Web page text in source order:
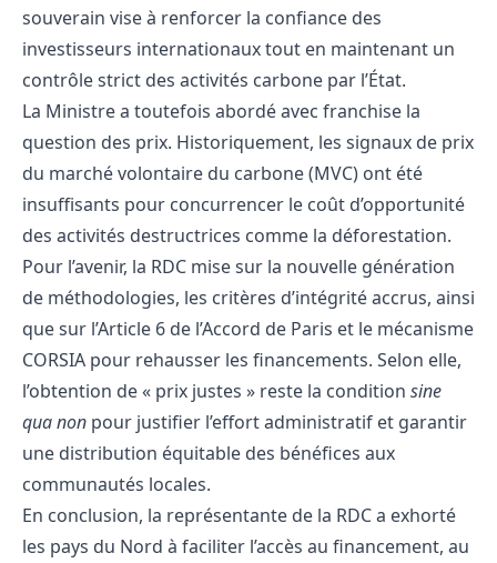
souverain vise à renforcer la confiance des
investisseurs internationaux tout en maintenant un
contrôle strict des activités carbone par l’État.
La Ministre a toutefois abordé avec franchise la
question des prix. Historiquement, les signaux de prix
du marché volontaire du carbone (MVC) ont été
insuffisants pour concurrencer le coût d’opportunité
des activités destructrices comme la déforestation.
Pour l’avenir, la RDC mise sur la nouvelle génération
de méthodologies, les critères d’intégrité accrus, ainsi
que sur l’Article 6 de l’Accord de Paris et le mécanisme
CORSIA pour rehausser les financements. Selon elle,
l’obtention de « prix justes » reste la condition sine
qua non pour justifier l’effort administratif et garantir
une distribution équitable des bénéfices aux
communautés locales.
En conclusion, la représentante de la RDC a exhorté
les pays du Nord à faciliter l’accès au financement, au